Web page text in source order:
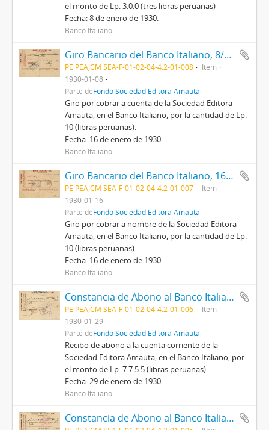
el monto de Lp. 3.0.0 (tres libras peruanas)
Fecha: 8 de enero de 1930.
Banco Italiano
Giro Bancario del Banco Italiano, 8/1/1930
PE PEAJCM SEA-F-01-02-04-4.2-01-008
Item
1930-01-08
Parte deFondo Sociedad Editora Amauta
Giro por cobrar a cuenta de la Sociedad Editora
Amauta, en el Banco Italiano, por la cantidad de Lp.
10 (libras peruanas).
Fecha: 16 de enero de 1930
Banco Italiano
Giro Bancario del Banco Italiano, 16/1/1930
PE PEAJCM SEA-F-01-02-04-4.2-01-007
Item
1930-01-16
Parte deFondo Sociedad Editora Amauta
Giro por cobrar a nombre de la Sociedad Editora
Amauta, en el Banco Italiano, por la cantidad de Lp.
10 (libras peruanas).
Fecha: 16 de enero de 1930
Banco Italiano
Constancia de Abono al Banco Italiano de Lima, 29/1/1930
PE PEAJCM SEA-F-01-02-04-4.2-01-006
Item
1930-01-29
Parte deFondo Sociedad Editora Amauta
Recibo de abono a la cuenta corriente de la
Sociedad Editora Amauta, en el Banco Italiano, por
el monto de Lp. 7.7.5.5 (libras peruanas)
Fecha: 29 de enero de 1930.
Banco Italiano
Constancia de Abono al Banco Italiano de Lima, 25/1/1930